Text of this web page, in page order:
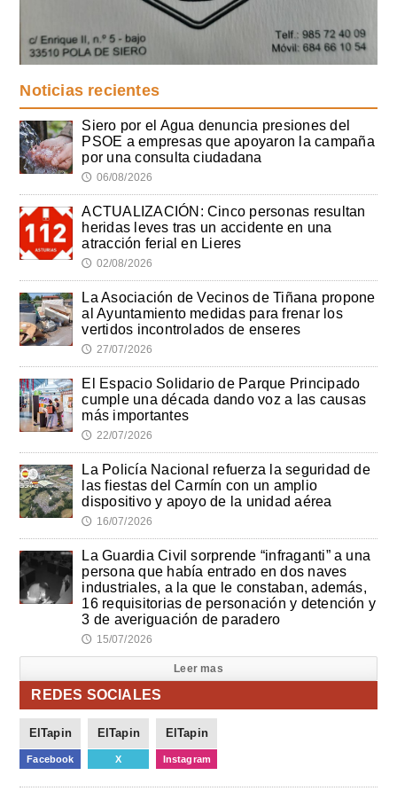
Noticias recientes
Siero por el Agua denuncia presiones del
PSOE a empresas que apoyaron la campaña
por una consulta ciudadana
🕔 06/08/2026
ACTUALIZACIÓN: Cinco personas resultan
heridas leves tras un accidente en una
atracción ferial en Lieres
🕔 02/08/2026
La Asociación de Vecinos de Tiñana propone
al Ayuntamiento medidas para frenar los
vertidos incontrolados de enseres
🕔 27/07/2026
El Espacio Solidario de Parque Principado
cumple una década dando voz a las causas
más importantes
🕔 22/07/2026
La Policía Nacional refuerza la seguridad de
las fiestas del Carmín con un amplio
dispositivo y apoyo de la unidad aérea
🕔 16/07/2026
La Guardia Civil sorprende “infraganti” a una
persona que había entrado en dos naves
industriales, a la que le constaban, además,
16 requisitorias de personación y detención y
3 de averiguación de paradero
🕔 15/07/2026
Leer mas
REDES SOCIALES
ElTapin
Facebook
ElTapin
X
ElTapin
Instagram